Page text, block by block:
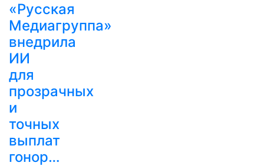
«Русская
Медиагруппа»
внедрила
ИИ
для
прозрачных
и
точных
выплат
гонор…